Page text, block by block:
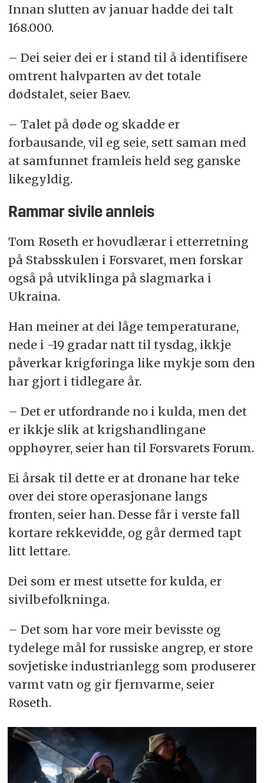
Innan slutten av januar hadde dei talt
168.000.
– Dei seier dei er i stand til å identifisere
omtrent halvparten av det totale
dødstalet, seier Baev.
– Talet på døde og skadde er
forbausande, vil eg seie, sett saman med
at samfunnet framleis held seg ganske
likegyldig.
Rammar sivile annleis
Tom Røseth er hovudlærar i etterretning
på Stabsskulen i Forsvaret, men forskar
også på utviklinga på slagmarka i
Ukraina.
Han meiner at dei låge temperaturane,
nede i -19 gradar natt til tysdag, ikkje
påverkar krigføringa like mykje som den
har gjort i tidlegare år.
– Det er utfordrande no i kulda, men det
er ikkje slik at krigshandlingane
opphøyrer, seier han til Forsvarets Forum.
Ei årsak til dette er at dronane har teke
over dei store operasjonane langs
fronten, seier han. Desse får i verste fall
kortare rekkevidde, og går dermed tapt
litt lettare.
Dei som er mest utsette for kulda, er
sivilbefolkninga.
– Det som har vore meir bevisste og
tydelege mål for russiske angrep, er store
sovjetiske industrianlegg som produserer
varmt vatn og gir fjernvarme, seier
Røseth.